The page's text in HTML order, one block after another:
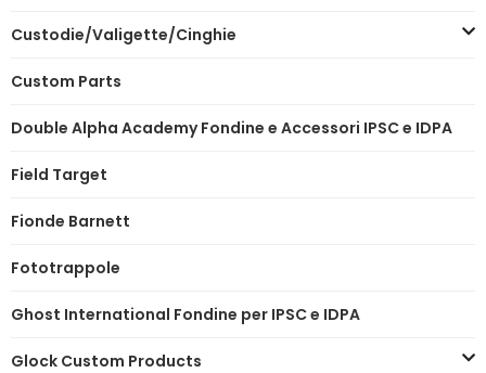
Custodie/Valigette/Cinghie
Custom Parts
Double Alpha Academy Fondine e Accessori IPSC e IDPA
Field Target
Fionde Barnett
Fototrappole
Ghost International Fondine per IPSC e IDPA
Glock Custom Products